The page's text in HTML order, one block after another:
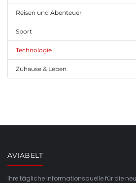
Reisen und Abenteuer
Sport
Technologie
Zuhause & Leben
AVIABELT
Ihre tägliche Informationsquelle für die